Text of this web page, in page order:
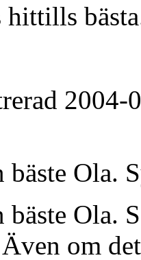
2004-
bäste Ola.
Ola.
om